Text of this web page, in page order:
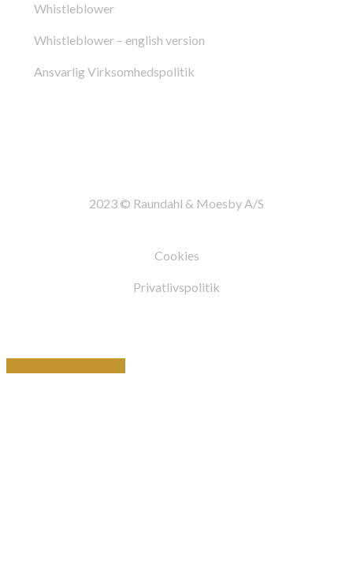
Whistleblower
Whistleblower – english version
Ansvarlig Virksomhedspolitik
2023 © Raundahl & Moesby A/S
Cookies
Privatlivspolitik